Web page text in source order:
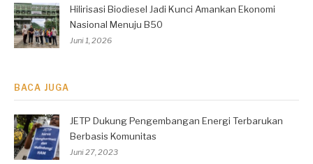
Hilirisasi Biodiesel Jadi Kunci Amankan Ekonomi
Nasional Menuju B50
Juni 1, 2026
BACA JUGA
JETP Dukung Pengembangan Energi Terbarukan
Berbasis Komunitas
Juni 27, 2023